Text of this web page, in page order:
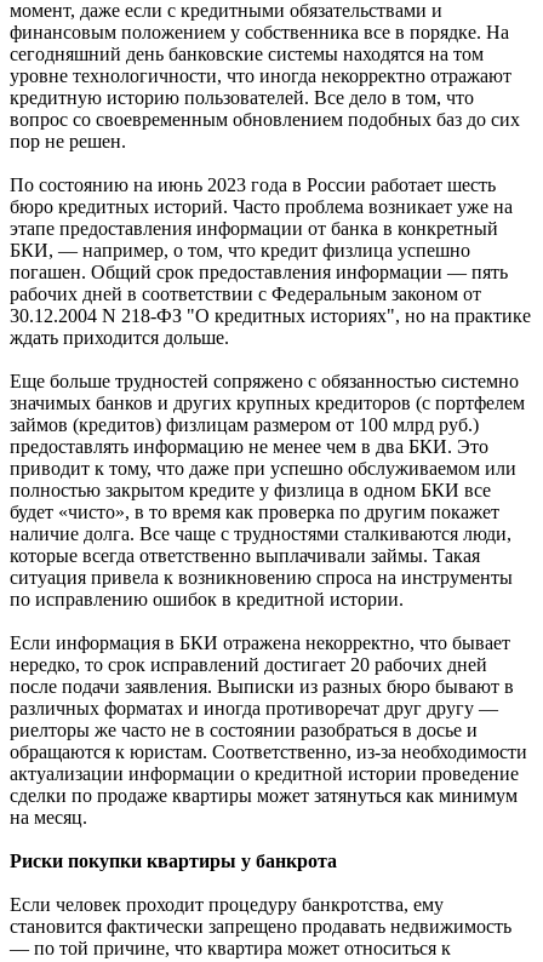
момент, даже если с кредитными обязательствами и
финансовым положением у собственника все в порядке. На
сегодняшний день банковские системы находятся на том
уровне технологичности, что иногда некорректно отражают
кредитную историю пользователей. Все дело в том, что
вопрос со своевременным обновлением подобных баз до сих
пор не решен.
По состоянию на июнь 2023 года в России работает шесть
бюро кредитных историй. Часто проблема возникает уже на
этапе предоставления информации от банка в конкретный
БКИ, — например, о том, что кредит физлица успешно
погашен. Общий срок предоставления информации — пять
рабочих дней в соответствии с Федеральным законом от
30.12.2004 N 218-ФЗ "О кредитных историях", но на практике
ждать приходится дольше.
Еще больше трудностей сопряжено с обязанностью системно
значимых банков и других крупных кредиторов (с портфелем
займов (кредитов) физлицам размером от 100 млрд руб.)
предоставлять информацию не менее чем в два БКИ. Это
приводит к тому, что даже при успешно обслуживаемом или
полностью закрытом кредите у физлица в одном БКИ все
будет «чисто», в то время как проверка по другим покажет
наличие долга. Все чаще с трудностями сталкиваются люди,
которые всегда ответственно выплачивали займы. Такая
ситуация привела к возникновению спроса на инструменты
по исправлению ошибок в кредитной истории.
Если информация в БКИ отражена некорректно, что бывает
нередко, то срок исправлений достигает 20 рабочих дней
после подачи заявления. Выписки из разных бюро бывают в
различных форматах и иногда противоречат друг другу —
риелторы же часто не в состоянии разобраться в досье и
обращаются к юристам. Соответственно, из-за необходимости
актуализации информации о кредитной истории проведение
сделки по продаже квартиры может затянуться как минимум
на месяц.
Риски покупки квартиры у банкрота
Если человек проходит процедуру банкротства, ему
становится фактически запрещено продавать недвижимость
— по той причине, что квартира может относиться к